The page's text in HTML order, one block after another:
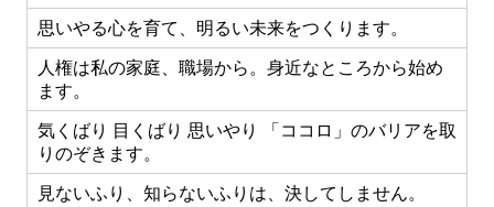
思いやる心を育て、明るい未来をつくります。
人権は私の家庭、職場から。身近なところから始め
ます。
気くばり 目くばり 思いやり 「ココロ」のバリアを取
りのぞきます。
見ないふり、知らないふりは、決してしません。